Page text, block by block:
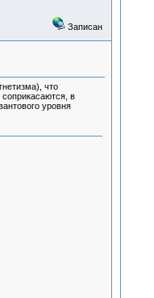
Записан
что
соприкасаются, в
уровня